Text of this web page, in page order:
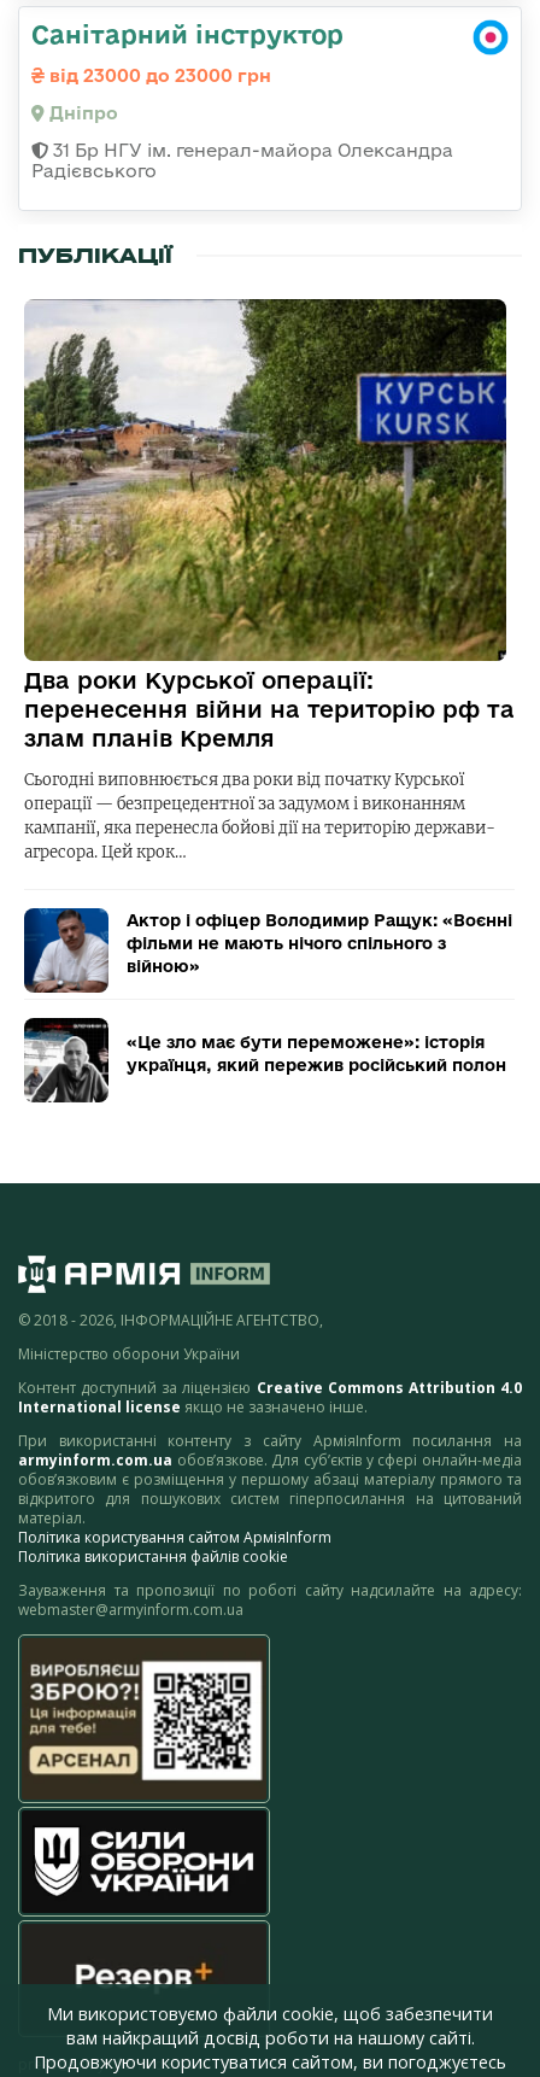
Санітарний інструктор
від 23000 до 23000 грн
Дніпро
31 Бр НГУ ім. генерал-майора Олександра
Радієвського
ПУБЛІКАЦІЇ
Два роки Курської операції:
перенесення війни на територію рф та
злам планів Кремля
Сьогодні виповнюється два роки від початку Курської
операції — безпрецедентної за задумом і виконанням
кампанії, яка перенесла бойові дії на територію держави-
агресора. Цей крок…
Актор і офіцер Володимир Ращук: «Воєнні
фільми не мають нічого спільного з
війною»
«Це зло має бути переможене»: історія
українця, який пережив російський полон
© 2018 - 2026, ІНФОРМАЦІЙНЕ АГЕНТСТВО,
Міністерство оборони України
Контент доступний за ліцензією Creative Commons Attribution 4.0
International license якщо не зазначено інше.
При використанні контенту з сайту АрміяInform посилання на
armyinform.com.ua обов’язкове. Для суб’єктів у сфері онлайн-медіа
обов’язковим є розміщення у першому абзаці матеріалу прямого та
відкритого для пошукових систем гіперпосилання на цитований
матеріал.
Політика користування сайтом АрміяInform
Політика використання файлів cookie
Зауваження та пропозиції по роботі сайту надсилайте на адресу:
webmaster@armyinform.com.ua
press@armyinform.com.ua
Ми використовуємо файли cookie, щоб забезпечити
вам найкращий досвід роботи на нашому сайті.
Продовжуючи користуватися сайтом, ви погоджуєтесь